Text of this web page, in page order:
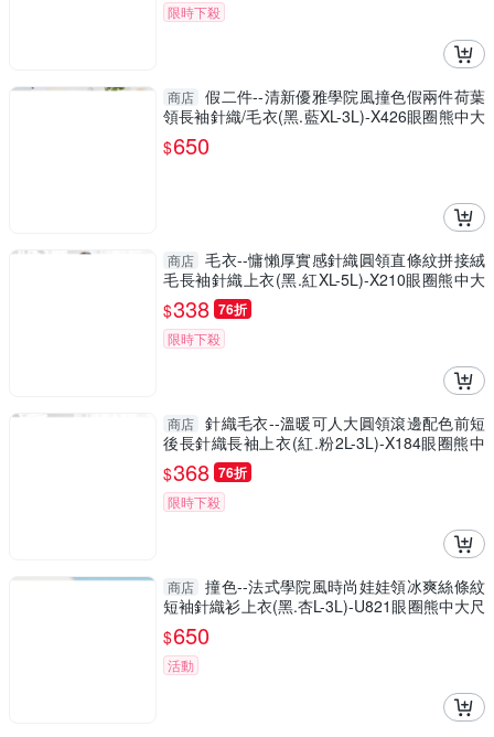
限時下殺
商店 假二件--清新優雅學院風撞色假兩件荷葉
領長袖針織/毛衣(黑.藍XL-3L)-X426眼圈熊中大
尺碼
$650
商店 毛衣--慵懶厚實感針織圓領直條紋拼接絨
毛長袖針織上衣(黑.紅XL-5L)-X210眼圈熊中大
尺碼
$338 76折
限時下殺
商店 針織毛衣--溫暖可人大圓領滾邊配色前短
後長針織長袖上衣(紅.粉2L-3L)-X184眼圈熊中
大尺碼
$368 76折
限時下殺
商店 撞色--法式學院風時尚娃娃領冰爽絲條紋
短袖針織衫上衣(黑.杏L-3L)-U821眼圈熊中大尺
碼
$650
活動